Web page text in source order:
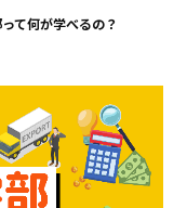
て何が学べるの？